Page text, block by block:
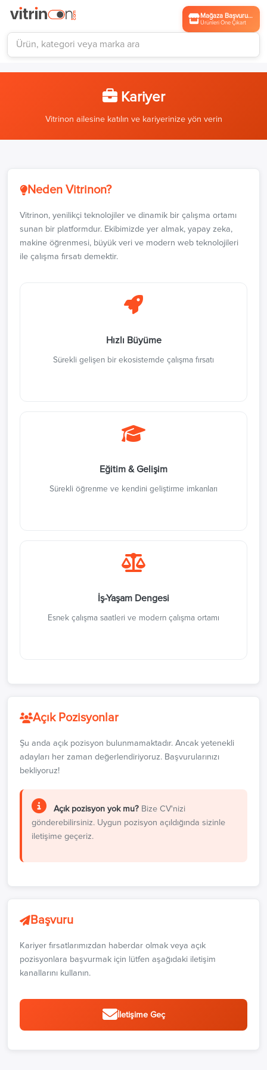
Mağaza Başvurusu
Ürünleri Öne Çıkart
Kariyer
Vitrinon ailesine katılın ve kariyerinize yön verin
Neden Vitrinon?
Vitrinon, yenilikçi teknolojiler ve dinamik bir çalışma ortamı
sunan bir platformdur. Ekibimizde yer almak, yapay zeka,
makine öğrenmesi, büyük veri ve modern web teknolojileri
ile çalışma fırsatı demektir.
Hızlı Büyüme
Sürekli gelişen bir ekosistemde çalışma fırsatı
Eğitim & Gelişim
Sürekli öğrenme ve kendini geliştirme imkanları
İş-Yaşam Dengesi
Esnek çalışma saatleri ve modern çalışma ortamı
Açık Pozisyonlar
Şu anda açık pozisyon bulunmamaktadır. Ancak yetenekli
adayları her zaman değerlendiriyoruz. Başvurularınızı
bekliyoruz!
Açık pozisyon yok mu? Bize CV'nizi
gönderebilirsiniz. Uygun pozisyon açıldığında sizinle
iletişime geçeriz.
Başvuru
Kariyer fırsatlarımızdan haberdar olmak veya açık
pozisyonlara başvurmak için lütfen aşağıdaki iletişim
kanallarını kullanın.
İletişime Geç